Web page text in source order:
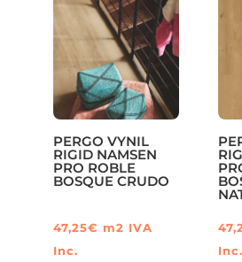
PERGO VYNIL
RIGID NAMSEN
PRO ROBLE
BOSQUE CRUDO
47,25€ m2 IVA
Inc.
Inc.